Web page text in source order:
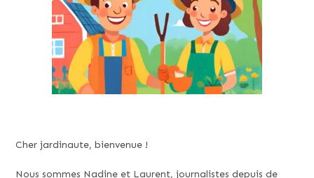
Cher jardinaute, bienvenue !
Nous sommes Nadine et Laurent, journalistes depuis de